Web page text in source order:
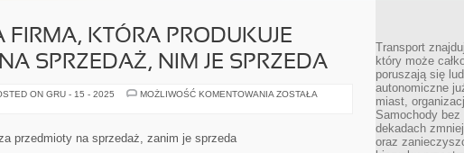
FIRMA, KTÓRA PRODUKUJE
SPRZEDAŻ, NIM JE SPRZEDA
ON GRU - 15 - 2025 MOŻLIWOŚĆ KOMENTOWANIA KAŻDA
ZOSTAŁA
przedmioty na sprzedaż, zanim je sprzeda
Transport
który może
poruszają się
autonomiczne
miast,
Samochody
dekadach
oraz